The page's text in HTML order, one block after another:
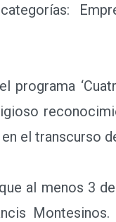
el transcurso
al menos 3